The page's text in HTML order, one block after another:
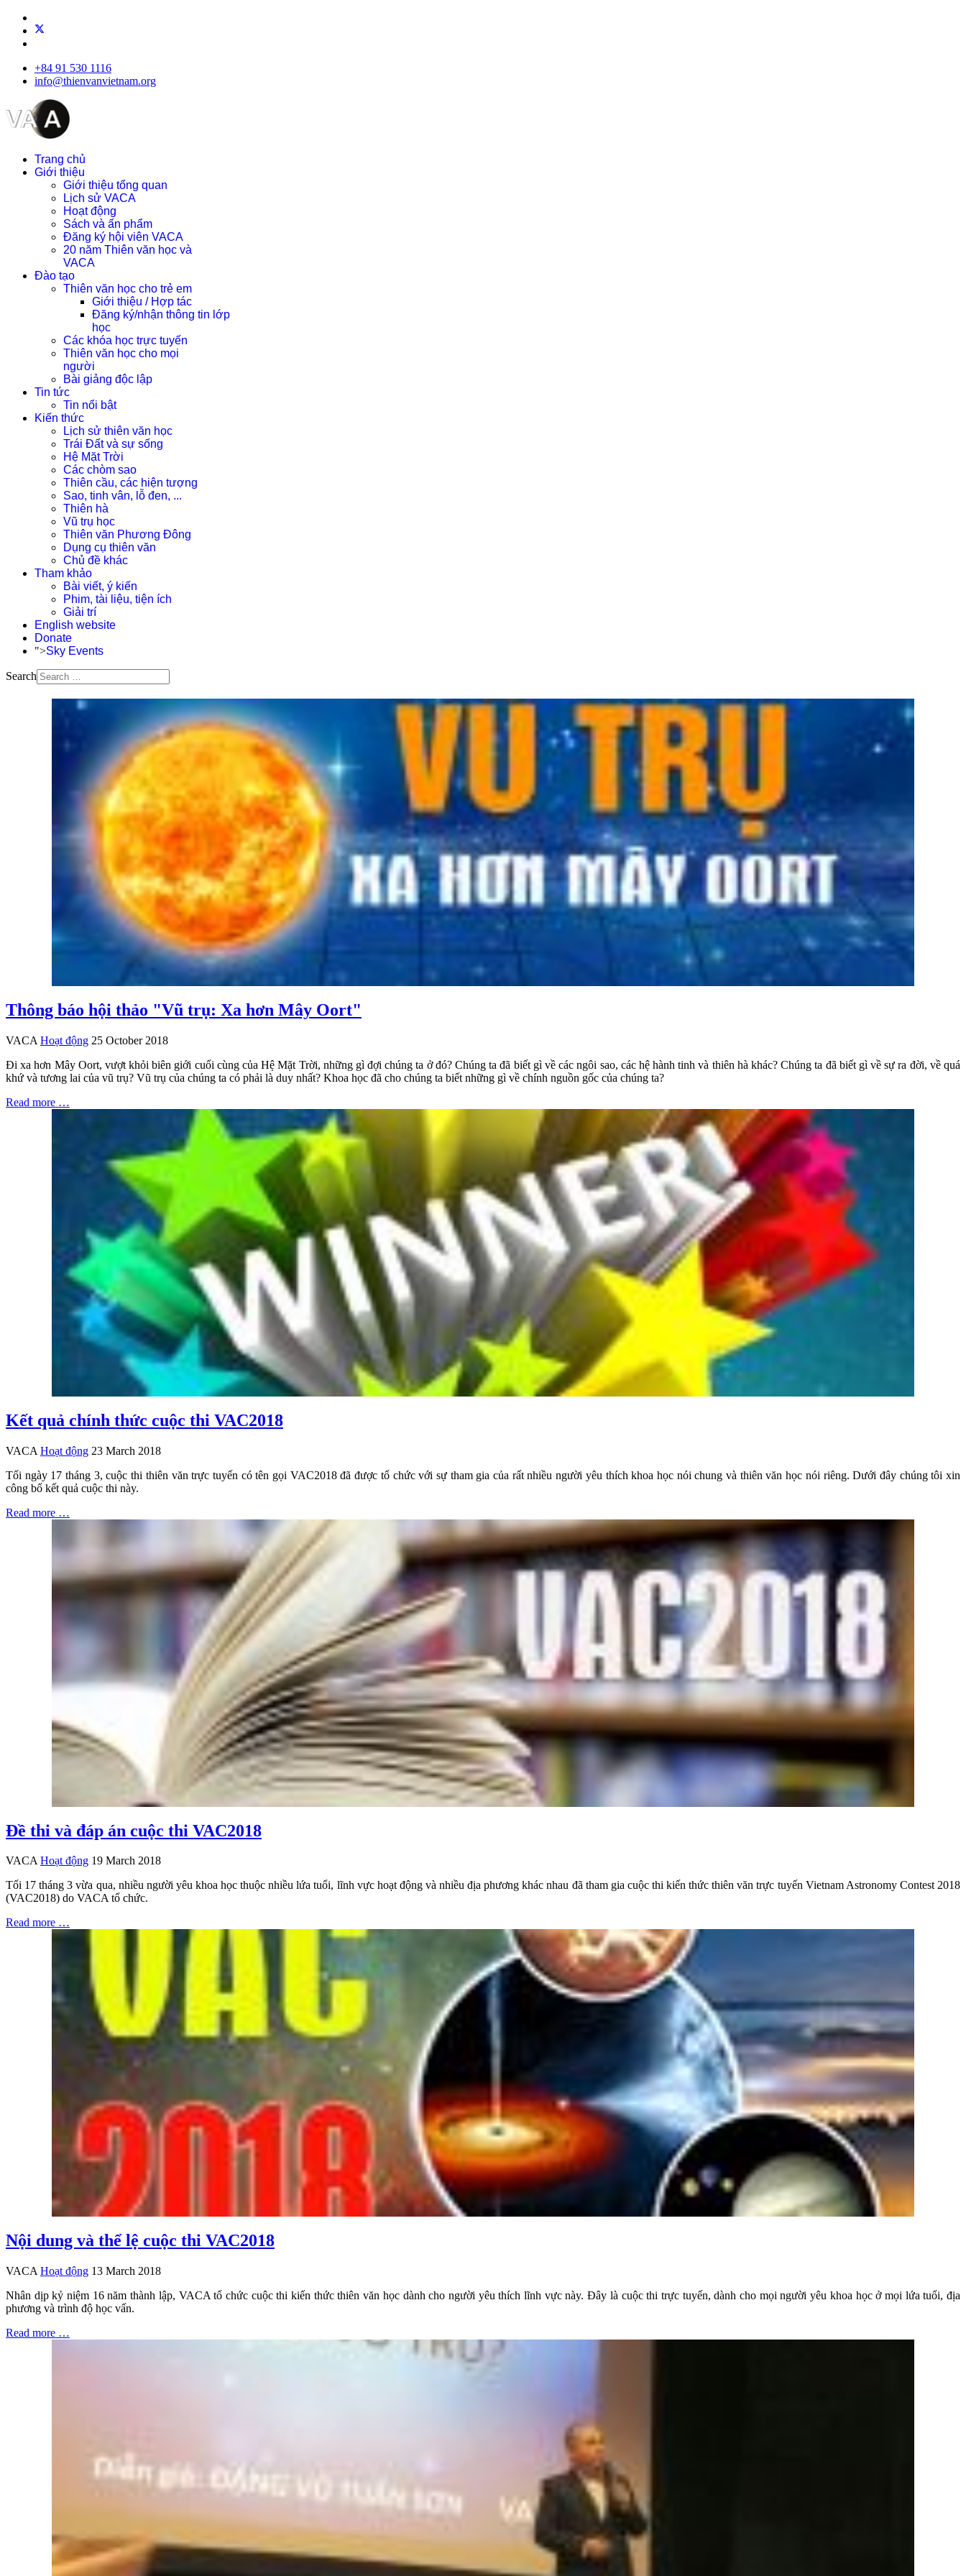
+84 91 530 1116
info@thienvanvietnam.org
Trang chủ
Giới thiệu
Giới thiệu tổng quan
Lịch sử VACA
Hoạt động
Sách và ấn phẩm
Đăng ký hội viên VACA
20 năm Thiên văn học và
VACA
Đào tạo
Thiên văn học cho trẻ em
Giới thiệu / Hợp tác
Đăng ký/nhận thông tin lớp
học
Các khóa học trực tuyến
Thiên văn học cho mọi
người
Bài giảng độc lập
Tin tức
Tin nổi bật
Kiến thức
Lịch sử thiên văn học
Trái Đất và sự sống
Hệ Mặt Trời
Các chòm sao
Thiên cầu, các hiện tượng
Sao, tinh vân, lỗ đen, ...
Thiên hà
Vũ trụ học
Thiên văn Phương Đông
Dụng cụ thiên văn
Chủ đề khác
Tham khảo
Bài viết, ý kiến
Phim, tài liệu, tiện ích
Giải trí
English website
Donate
">Sky Events
Search
Thông báo hội thảo "Vũ trụ: Xa hơn Mây Oort"
VACA Hoạt động 25 October 2018
Đi xa hơn Mây Oort, vượt khỏi biên giới cuối cùng của Hệ Mặt Trời, những gì đợi chúng ta ở đó? Chúng ta đã biết gì về các ngôi sao, các hệ hành tinh và thiên hà khác? Chúng ta đã biết gì về sự ra đời, về quá
khứ và tương lai của vũ trụ? Vũ trụ của chúng ta có phải là duy nhất? Khoa học đã cho chúng ta biết những gì về chính nguồn gốc của chúng ta?
Read more …
Kết quả chính thức cuộc thi VAC2018
VACA Hoạt động 23 March 2018
Tối ngày 17 tháng 3, cuộc thi thiên văn trực tuyến có tên gọi VAC2018 đã được tổ chức với sự tham gia của rất nhiều người yêu thích khoa học nói chung và thiên văn học nói riêng. Dưới đây chúng tôi xin
công bố kết quả cuộc thi này.
Read more …
Đề thi và đáp án cuộc thi VAC2018
VACA Hoạt động 19 March 2018
Tối 17 tháng 3 vừa qua, nhiều người yêu khoa học thuộc nhiều lứa tuổi, lĩnh vực hoạt động và nhiều địa phương khác nhau đã tham gia cuộc thi kiến thức thiên văn trực tuyến Vietnam Astronomy Contest 2018
(VAC2018) do VACA tổ chức.
Read more …
Nội dung và thể lệ cuộc thi VAC2018
VACA Hoạt động 13 March 2018
Nhân dịp kỷ niệm 16 năm thành lập, VACA tổ chức cuộc thi kiến thức thiên văn học dành cho người yêu thích lĩnh vực này. Đây là cuộc thi trực tuyến, dành cho mọi người yêu khoa học ở mọi lứa tuổi, địa
phương và trình độ học vấn.
Read more …